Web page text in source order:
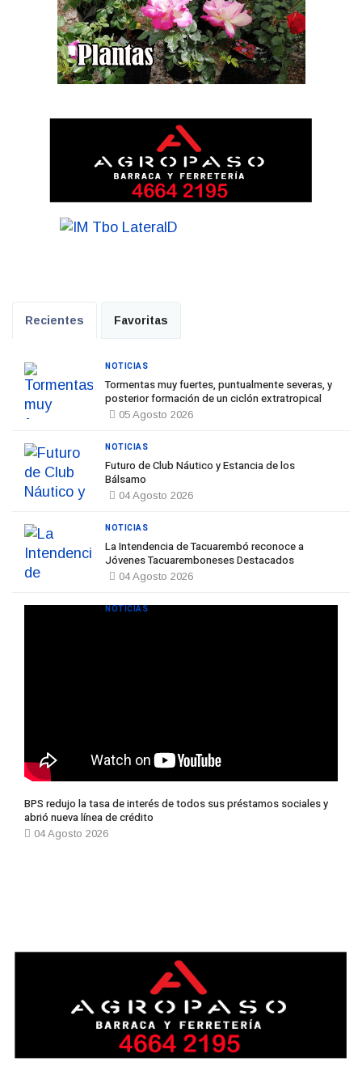
Recientes Favoritas
Tormentas muy fuertes, puntualmente severas, y
posterior formación de un ciclón extratropical
05 Agosto 2026
NOTICIAS
Futuro de Club Náutico y Estancia de los
Bálsamo
04 Agosto 2026
NOTICIAS
La Intendencia de Tacuarembó reconoce a
Jóvenes Tacuaremboneses Destacados
04 Agosto 2026
NOTICIAS
BPS redujo la tasa de interés de todos sus préstamos sociales y
abrió nueva línea de crédito
04 Agosto 2026
NOTICIAS